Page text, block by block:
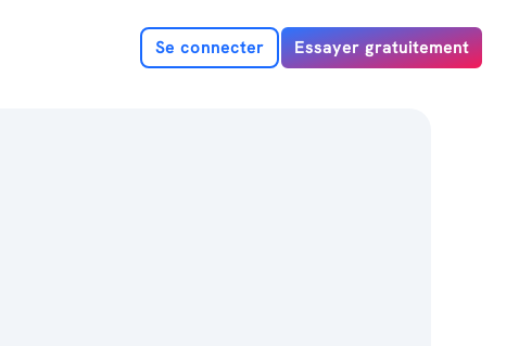
Se connecter Essayer gratuitement